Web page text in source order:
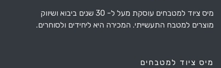
מיס ציוד למטבחים עוסקת מעל ל- 30 שנים ביבוא ושיווק
מוצרים למטבח התעשייתי. המכירה היא ליחידים ולסוחרים.
מיס ציוד למטבחים